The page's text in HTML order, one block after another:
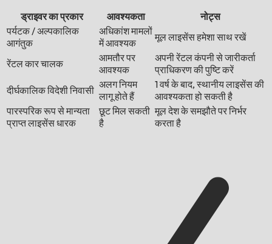
ड्राइवर का प्रकार
आवश्यकता
नोट्स
पर्यटक / अल्पकालिक
आगंतुक
अधिकांश मामलों
में आवश्यक
मूल लाइसेंस हमेशा साथ रखें
रेंटल कार चालक
आमतौर पर
आवश्यक
अपनी रेंटल कंपनी से जारीकर्ता
प्राधिकरण की पुष्टि करें
दीर्घकालिक विदेशी निवासी अलग नियम
लागू होते हैं
1 वर्ष के बाद, स्थानीय लाइसेंस की
आवश्यकता हो सकती है
पारस्परिक रूप से मान्यता
प्राप्त लाइसेंस धारक
छूट मिल सकती
है
मूल देश के समझौते पर निर्भर
करता है